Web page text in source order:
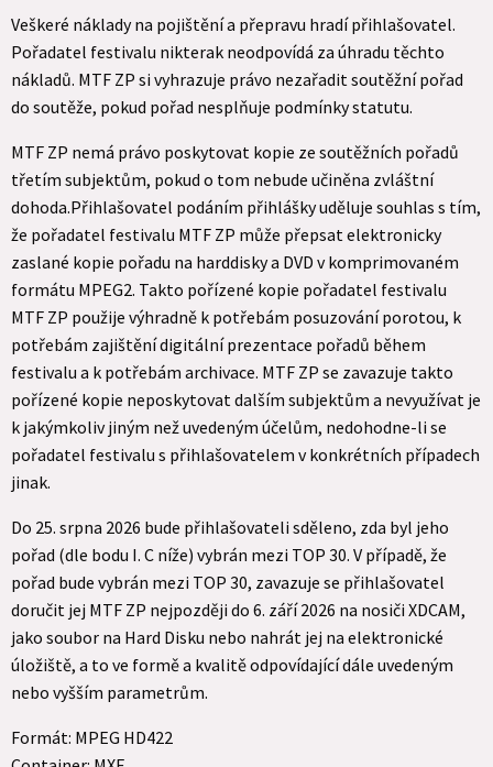
Veškeré náklady na pojištění a přepravu hradí přihlašovatel.
Pořadatel festivalu nikterak neodpovídá za úhradu těchto
nákladů. MTF ZP si vyhrazuje právo nezařadit soutěžní pořad
do soutěže, pokud pořad nesplňuje podmínky statutu.
MTF ZP nemá právo poskytovat kopie ze soutěžních pořadů
třetím subjektům, pokud o tom nebude učiněna zvláštní
dohoda.Přihlašovatel podáním přihlášky uděluje souhlas s tím,
že pořadatel festivalu MTF ZP může přepsat elektronicky
zaslané kopie pořadu na harddisky a DVD v komprimovaném
formátu MPEG2. Takto pořízené kopie pořadatel festivalu
MTF ZP použije výhradně k potřebám posuzování porotou, k
potřebám zajištění digitální prezentace pořadů během
festivalu a k potřebám archivace. MTF ZP se zavazuje takto
pořízené kopie neposkytovat dalším subjektům a nevyužívat je
k jakýmkoliv jiným než uvedeným účelům, nedohodne-li se
pořadatel festivalu s přihlašovatelem v konkrétních případech
jinak.
Do 25. srpna 2026 bude přihlašovateli sděleno, zda byl jeho
pořad (dle bodu I. C níže) vybrán mezi TOP 30. V případě, že
pořad bude vybrán mezi TOP 30, zavazuje se přihlašovatel
doručit jej MTF ZP nejpozději do 6. září 2026 na nosiči XDCAM,
jako soubor na Hard Disku nebo nahrát jej na elektronické
úložiště, a to ve formě a kvalitě odpovídající dále uvedeným
nebo vyšším parametrům.
Formát: MPEG HD422